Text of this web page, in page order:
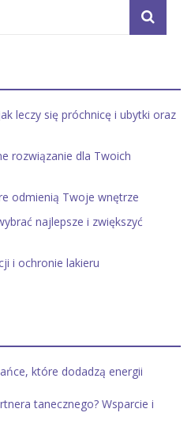
leczy się próchnicę i ubytki oraz
rozwiązanie dla Twoich
odmienią Twoje wnętrze
najlepsze i zwiększyć
i ochronie lakieru
które dodadzą energii
tanecznego? Wsparcie i